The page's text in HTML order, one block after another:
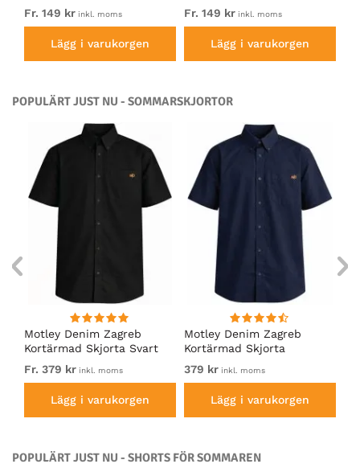
Fr. 149 kr inkl. moms
Lägg i varukorgen
Fr. 149 kr inkl. moms
Lägg i varukorgen
POPULÄRT JUST NU - SOMMARSKJORTOR
Motley Denim Zagreb
Kortärmad Skjorta Svart
Fr. 379 kr inkl. moms
Lägg i varukorgen
Motley Denim Zagreb
Kortärmad Skjorta
Marinblå
379 kr inkl. moms
Lägg i varukorgen
POPULÄRT JUST NU - SHORTS FÖR SOMMAREN